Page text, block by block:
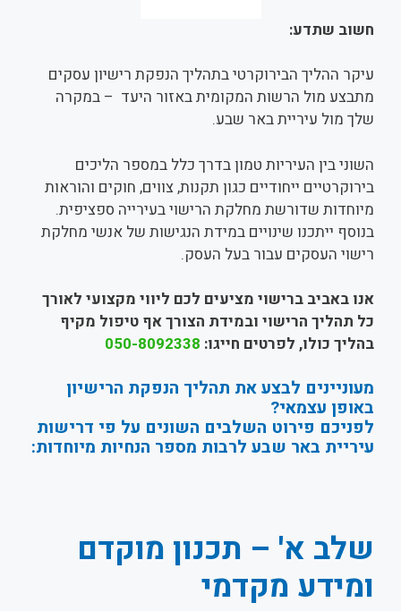
חשוב שתדע:
עיקר ההליך הבירוקרטי בתהליך הנפקת רישיון עסקים
מתבצע מול הרשות המקומית באזור היעד – במקרה
שלך מול עיריית באר שבע.
השוני בין העיריות טמון בדרך כלל במספר הליכים
בירוקרטיים ייחודיים כגון תקנות, צווים, חוקים והוראות
מיוחדות שדורשת מחלקת הרישוי בעירייה ספציפית.
בנוסף ייתכנו שינויים במידת הנגישות של אנשי מחלקת
רישוי העסקים עבור בעל העסק.
אנו באביב ברישוי מציעים לכם ליווי מקצועי לאורך
כל תהליך הרישוי ובמידת הצורך אף טיפול מקיף
בהליך כולו, לפרטים חייגו: 050-8092338
מעוניינים לבצע את תהליך הנפקת הרישיון
באופן עצמאי?
לפניכם פירוט השלבים השונים על פי דרישות
עיריית באר שבע לרבות מספר הנחיות מיוחדות:
שלב א' – תכנון מוקדם
ומידע מקדמי